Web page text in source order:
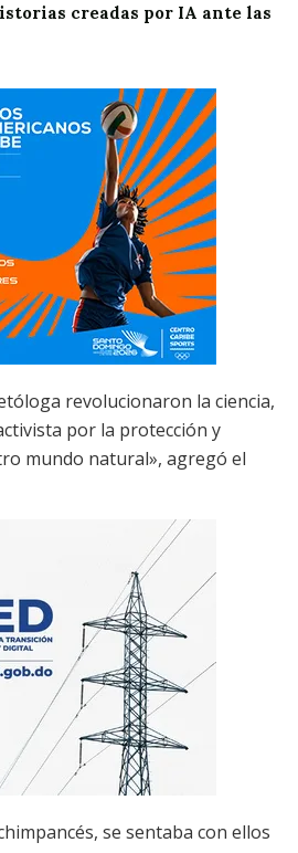
creadas por IA ante las
revolucionaron la ciencia,
por la protección y
mundo natural», agregó el
se sentaba con ellos